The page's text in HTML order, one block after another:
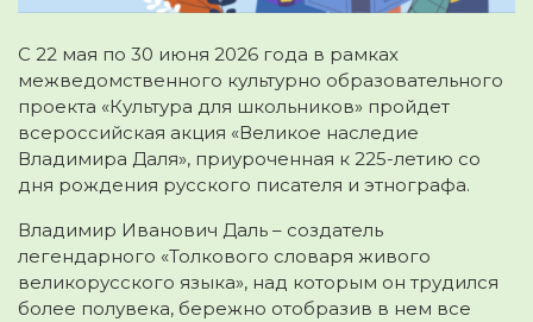
С 22 мая по 30 июня 2026 года в рамках
межведомственного культурно образовательного
проекта «Культура для школьников» пройдет
всероссийская акция «Великое наследие
Владимира Даля», приуроченная к 225-летию со
дня рождения русского писателя и этнографа.
Владимир Иванович Даль – создатель
легендарного «Толкового словаря живого
великорусского языка», над которым он трудился
более полувека, бережно отобразив в нем все